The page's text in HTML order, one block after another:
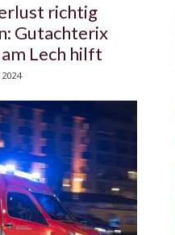
richtig
Gutachterix
Lech hilft